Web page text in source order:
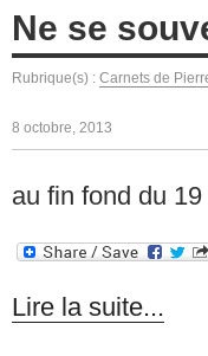
Ne se
Rubrique(s) : Carnets de
8 octobre, 2013
au fin fond du 19
Lire la suite...